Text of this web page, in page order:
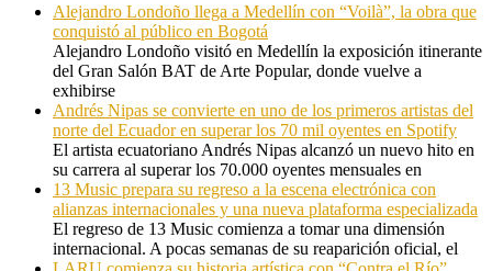
Alejandro Londoño llega a Medellín con “Voilà”, la obra que
conquistó al público en Bogotá
Alejandro Londoño visitó en Medellín la exposición itinerante
del Gran Salón BAT de Arte Popular, donde vuelve a
exhibirse
Andrés Nipas se convierte en uno de los primeros artistas del
norte del Ecuador en superar los 70 mil oyentes en Spotify
El artista ecuatoriano Andrés Nipas alcanzó un nuevo hito en
su carrera al superar los 70.000 oyentes mensuales en
13 Music prepara su regreso a la escena electrónica con
alianzas internacionales y una nueva plataforma especializada
El regreso de 13 Music comienza a tomar una dimensión
internacional. A pocas semanas de su reaparición oficial, el